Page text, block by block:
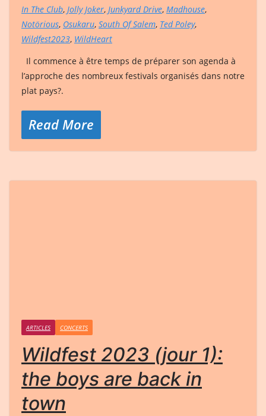
In The Club, Jolly Joker, Junkyard Drive, Madhouse,
Notörious, Osukaru, South Of Salem, Ted Poley,
Wildfest2023, WildHeart
Il commence à être temps de préparer son agenda à
l’approche des nombreux festivals organisés dans notre
plat pays?.
Read More
ARTICLES CONCERTS
Wildfest 2023 (jour 1):
the boys are back in
town